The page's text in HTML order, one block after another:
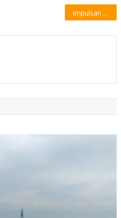
Impulsan el primer «Festival Sustentable» en Rosario